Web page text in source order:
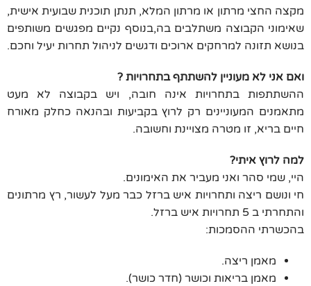
מקצה החצי מרתון או מרתון המלא, תנתן תוכנית שבועית אישית,
שאימוני הקבוצה משתלבים בה,בנוסף נקיים מפגשים משותפים
בנושא תזונה למרחקים ארוכים ודגשים לניהול תחרות יעיל וחכם.
ואם אני לא מעוניין להשתתף בתחרויות ?
ההשתתפות בתחרויות אינה חובה, ויש בקבוצה לא מעט
מתאמנים המעוניינים רק לרוץ בקביעות ובהנאה כחלק מאורח
חיים בריא, זו מטרה מצויינת וחשובה.
למה לרוץ איתי?
היי, שמי סהר ואני מעביר את האימונים.
חי ונושם ריצה ותחרויות איש ברזל כבר מעל לעשור, רץ מרתונים
והתחרתי ב 5 תחרויות איש ברזל.
בהכשרתי ההסמכות:
מאמן ריצה.
מאמן בריאות וכושר (חדר כושר).